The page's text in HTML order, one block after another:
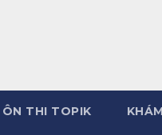
ÔN THI TOPIK